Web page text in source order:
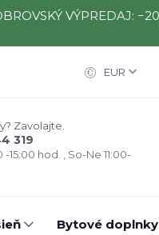
VÝPREDAJ:
EUR
Zavolajte.
319
-15:00 hod. , So-Ne 11:00-
Bytové doplnky